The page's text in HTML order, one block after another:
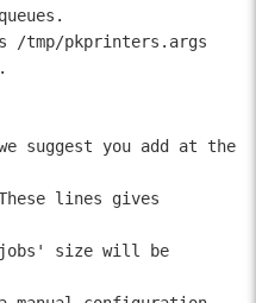
/tmp/pkprinters.args
suggest you add at the
lines gives
size will be